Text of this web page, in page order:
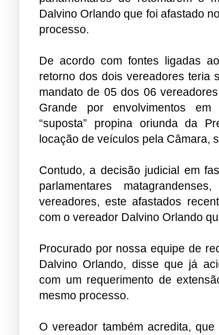
Dalvino Orlando que foi afastado
processo.
De acordo com fontes ligadas
retorno dos dois vereadores teria
mandato de 05 dos 06
Grande por envolvimentos
“suposta” propina oriunda da
locação de veículos pela Câmara,
Contudo, a decisão judicial em
parlamentares
vereadores, este afastados
com o vereador Dalvino Orlando
Procurado por nossa equipe de
Dalvino Orlando, disse que já
com um requerimento de
mesmo processo.
O vereador também acredita,